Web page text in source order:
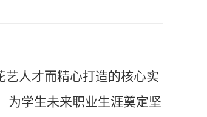
人才而精心打造的核心实
为学生未来职业生涯奠定坚